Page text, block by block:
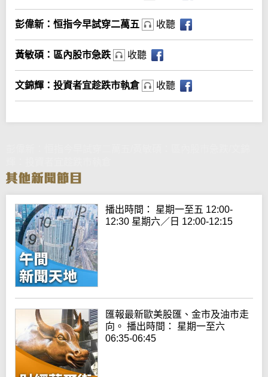
彭偉新：恒指今早試穿二萬五 收聽
黃敏碩：區內股市急跌 收聽
文錦輝：投資者宜趁跌市執倉 收聽
播出時間： 星期一至五 12:00-
12:30 星期六／日 12:00-12:15
匯報最新歐美股匯、金市及油市走
向。 播出時間： 星期一至六
06:35-06:45